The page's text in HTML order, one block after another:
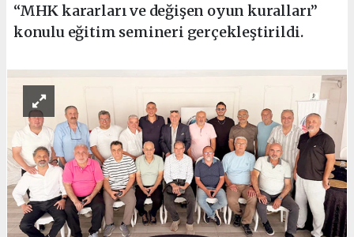
“MHK kararları ve değişen oyun kuralları”
konulu eğitim semineri gerçekleştirildi.